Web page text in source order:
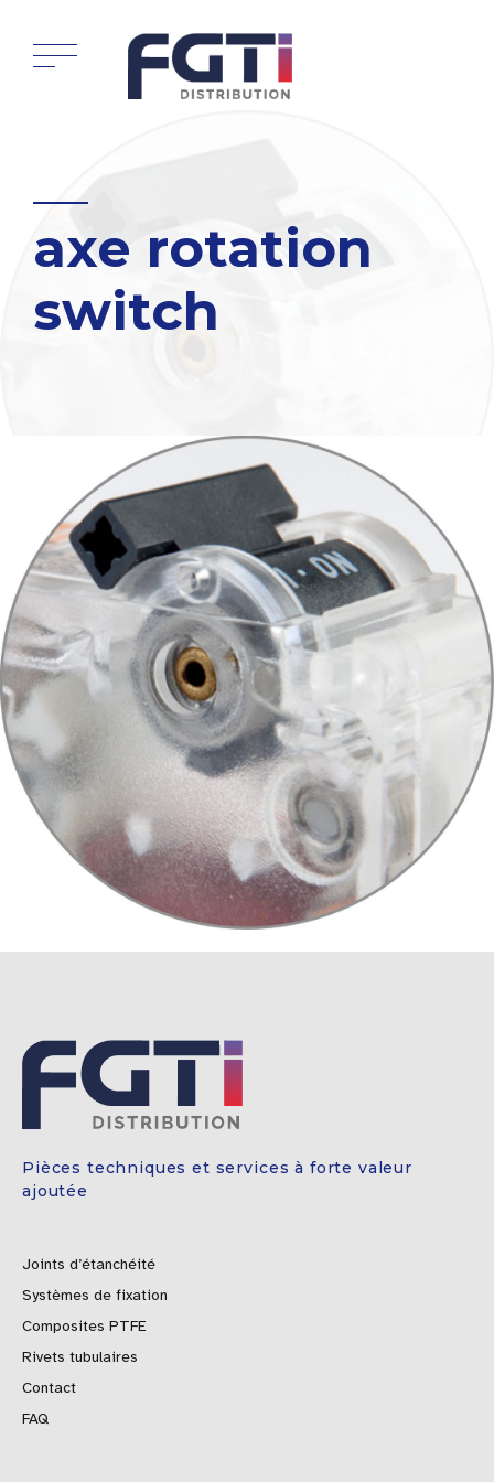
axe rotation
switch
Pièces techniques et services à forte valeur
ajoutée
Joints d’étanchéité
Systèmes de fixation
Composites PTFE
Rivets tubulaires
Contact
FAQ